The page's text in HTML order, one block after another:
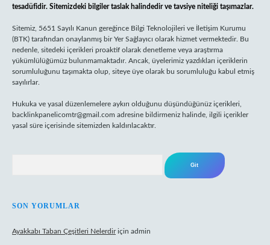
tesadüfidir. Sitemizdeki bilgiler taslak halindedir ve tavsiye niteliği taşımazlar.
Sitemiz, 5651 Sayılı Kanun gereğince Bilgi Teknolojileri ve İletişim Kurumu
(BTK) tarafından onaylanmış bir Yer Sağlayıcı olarak hizmet vermektedir. Bu
nedenle, sitedeki içerikleri proaktif olarak denetleme veya araştırma
yükümlülüğümüz bulunmamaktadır. Ancak, üyelerimiz yazdıkları içeriklerin
sorumluluğunu taşımakta olup, siteye üye olarak bu sorumluluğu kabul etmiş
sayılırlar.
Hukuka ve yasal düzenlemelere aykırı olduğunu düşündüğünüz içerikleri,
backlinkpanelicomtr@gmail.com adresine bildirmeniz halinde, ilgili içerikler
yasal süre içerisinde sitemizden kaldırılacaktır.
SON YORUMLAR
Ayakkabı Taban Çeşitleri Nelerdiriçin admin